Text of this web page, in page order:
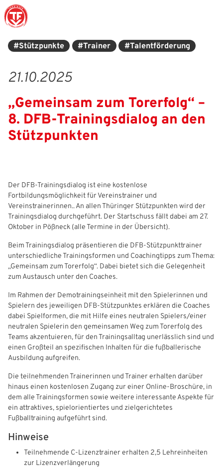
#Stützpunkte #Trainer #Talentförderung
21.10.2025
„Gemeinsam zum Torerfolg“ –
8. DFB-Trainingsdialog an den
Stützpunkten
Der DFB-Trainingsdialog ist eine kostenlose
Fortbildungsmöglichkeit für Vereinstrainer und
Vereinstrainerinnen.. An allen Thüringer Stützpunkten wird der
Trainingsdialog durchgeführt. Der Startschuss fällt dabei am 27.
Oktober in Pößneck (alle Termine in der Übersicht).
Beim Trainingsdialog präsentieren die DFB-Stützpunkttrainer
unterschiedliche Trainingsformen und Coachingtipps zum Thema:
„Gemeinsam zum Torerfolg“. Dabei bietet sich die Gelegenheit
zum Austausch unter den Coaches.
Im Rahmen der Demotrainingseinheit mit den Spielerinnen und
Spielern des jeweiligen DFB-Stützpunktes erklären die Coaches
dabei Spielformen, die mit Hilfe eines neutralen Spielers/einer
neutralen Spielerin den gemeinsamen Weg zum Torerfolg des
Teams akzentuieren, für den Trainingsalltag unerlässlich sind und
einen Großteil an spezifischen Inhalten für die fußballerische
Ausbildung aufgreifen.
Die teilnehmenden Trainerinnen und Trainer erhalten darüber
hinaus einen kostenlosen Zugang zur einer Online-Broschüre, in
dem alle Trainingsformen sowie weitere interessante Aspekte für
ein attraktives, spielorientiertes und zielgerichtetes
Fußballtraining aufgeführt sind.
Hinweise
Teilnehmende C-Lizenztrainer erhalten 2,5 Lehreinheiten
zur Lizenzverlängerung
Geschäftsstelle
Chronik
Partnerschaft
Mitgliedschaft
Sicherheit
Junioren
eSports
Schiedsrichter
Freizeit- und Breitensport
Futsal
Eliteschulen
Erzieher und Lehrer
Veranstaltungskalender
DFB-Masterplan
Vielfalt
Prävention
Schule und Kita
Kinder- und Jugendschutz
#siekickt
Newsletter
DFBnet
Archiv
Downloads
Datenschutz
Länderspiele